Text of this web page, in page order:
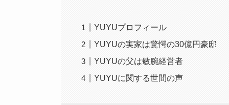
YUYUプロフィール
YUYUの実家は驚愕の30億円豪邸
YUYUの父は敏腕経営者
YUYUに関する世間の声